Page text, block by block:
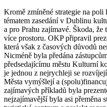
Kromě zmíněné strategie na
tématem zasedání v Dublinu
a pro Prahu zajímavé. Škoda,
více prostoru. OKP připravil
která však z časových důvodů
Nicméně byla předána
předsedajícímu městu Kulturní
je jednou z nejrychleji se
Města vymýšlejí a
zajímavých příkladů byla
nejzajímavější byla asi přeměna